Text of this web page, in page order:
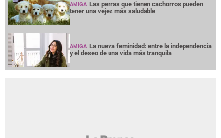
AMIGA Las perras que tienen cachorros pueden
tener una vejez más saludable
AMIGA La nueva feminidad: entre la independencia
y el deseo de una vida más tranquila